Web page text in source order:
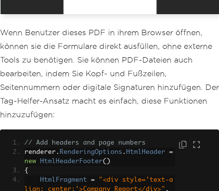
Wenn Benutzer dieses PDF in ihrem Browser öffnen,
können sie die Formulare direkt ausfüllen, ohne externe
Tools zu benötigen. Sie können PDF-Dateien auch
bearbeiten, indem Sie Kopf- und Fußzeilen,
Seitennummern oder digitale Signaturen hinzufügen. Der
Tag-Helfer-Ansatz macht es einfach, diese Funktionen
hinzuzufügen:
// Add headers and page numbers
renderer . RenderingOptions . HtmlHeader
=
new
HtmlHeaderFooter()
{
HtmlFragment
=
"<div style='text-a
lign: center;'>Company Report</div>" ,